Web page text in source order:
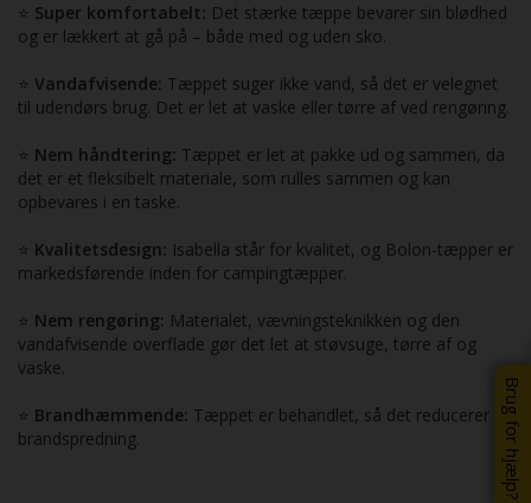
Brug for hjælp?
⭐ Super komfortabelt: Det stærke tæppe bevarer sin blødhed
og er lækkert at gå på – både med og uden sko.
⭐ Vandafvisende: Tæppet suger ikke vand, så det er velegnet
til udendørs brug. Det er let at vaske eller tørre af ved rengøring.
⭐ Nem håndtering: Tæppet er let at pakke ud og sammen, da
det er et fleksibelt materiale, som rulles sammen og kan
opbevares i en taske.
⭐ Kvalitetsdesign: Isabella står for kvalitet, og Bolon-tæpper er
markedsførende inden for campingtæpper.
⭐ Nem rengøring: Materialet, vævningsteknikken og den
vandafvisende overflade gør det let at støvsuge, tørre af og
vaske.
⭐ Brandhæmmende: Tæppet er behandlet, så det reducerer
brandspredning.